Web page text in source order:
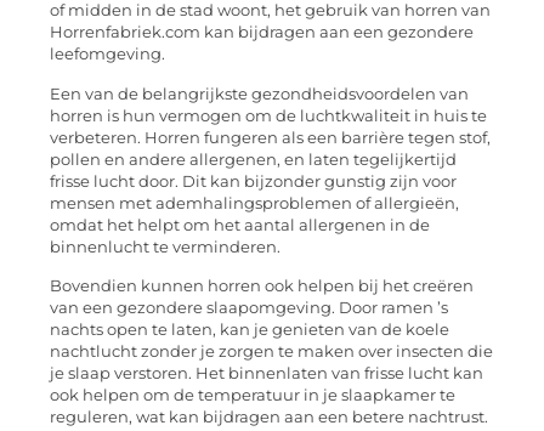
of midden in de stad woont, het gebruik van horren van
Horrenfabriek.com kan bijdragen aan een gezondere
leefomgeving.
Een van de belangrijkste gezondheidsvoordelen van
horren is hun vermogen om de luchtkwaliteit in huis te
verbeteren. Horren fungeren als een barrière tegen stof,
pollen en andere allergenen, en laten tegelijkertijd
frisse lucht door. Dit kan bijzonder gunstig zijn voor
mensen met ademhalingsproblemen of allergieën,
omdat het helpt om het aantal allergenen in de
binnenlucht te verminderen.
Bovendien kunnen horren ook helpen bij het creëren
van een gezondere slaapomgeving. Door ramen ’s
nachts open te laten, kan je genieten van de koele
nachtlucht zonder je zorgen te maken over insecten die
je slaap verstoren. Het binnenlaten van frisse lucht kan
ook helpen om de temperatuur in je slaapkamer te
reguleren, wat kan bijdragen aan een betere nachtrust.